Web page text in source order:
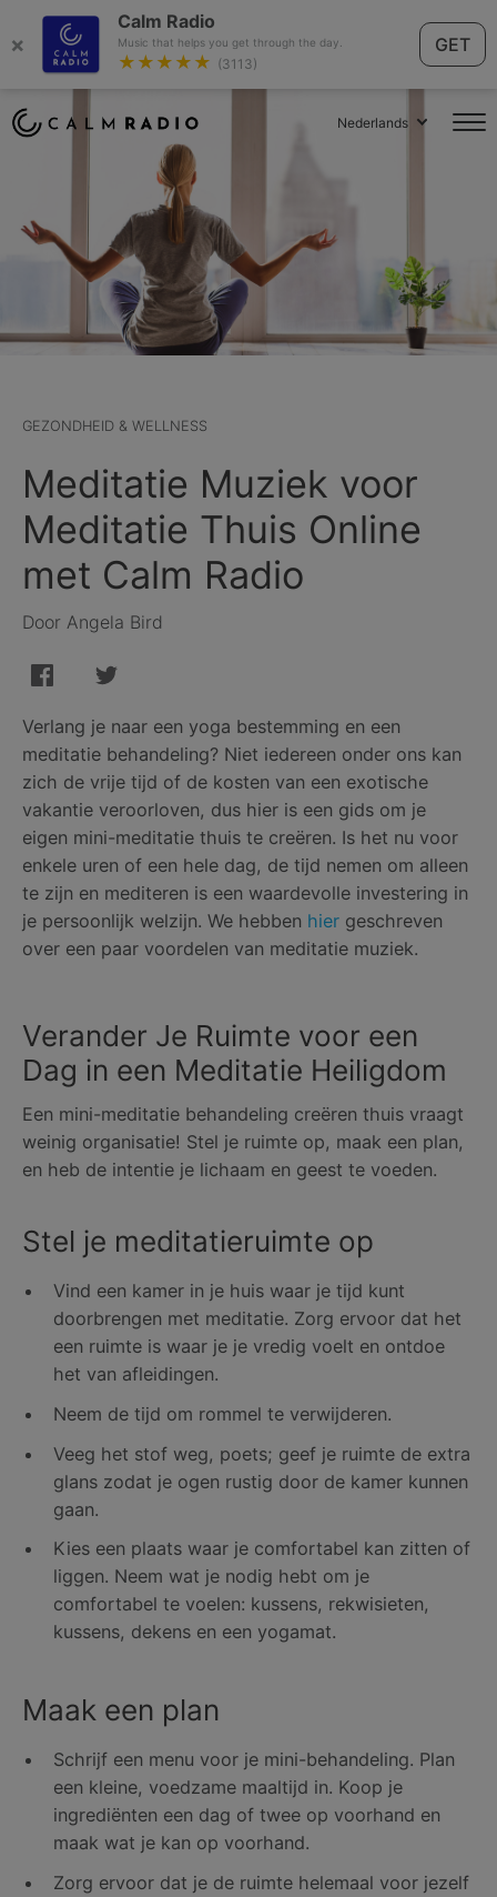
×
Calm Radio
Music that helps you get through the day.
★★★★★ (3113)
GET
Nederlands
GEZONDHEID & WELLNESS
Meditatie Muziek voor
Meditatie Thuis Online
met Calm Radio
Door Angela Bird
Verlang je naar een yoga bestemming en een
meditatie behandeling? Niet iedereen onder ons kan
zich de vrije tijd of de kosten van een exotische
vakantie veroorloven, dus hier is een gids om je
eigen mini-meditatie thuis te creëren. Is het nu voor
enkele uren of een hele dag, de tijd nemen om alleen
te zijn en mediteren is een waardevolle investering in
je persoonlijk welzijn. We hebben hier geschreven
over een paar voordelen van meditatie muziek.
Verander Je Ruimte voor een
Dag in een Meditatie Heiligdom
Een mini-meditatie behandeling creëren thuis vraagt
weinig organisatie! Stel je ruimte op, maak een plan,
en heb de intentie je lichaam en geest te voeden.
Stel je meditatieruimte op
Vind een kamer in je huis waar je tijd kunt
doorbrengen met meditatie. Zorg ervoor dat het
een ruimte is waar je je vredig voelt en ontdoe
het van afleidingen.
Neem de tijd om rommel te verwijderen.
Veeg het stof weg, poets; geef je ruimte de extra
glans zodat je ogen rustig door de kamer kunnen
gaan.
Kies een plaats waar je comfortabel kan zitten of
liggen. Neem wat je nodig hebt om je
comfortabel te voelen: kussens, rekwisieten,
kussens, dekens en een yogamat.
Maak een plan
Schrijf een menu voor je mini-behandeling. Plan
een kleine, voedzame maaltijd in. Koop je
ingrediënten een dag of twee op voorhand en
maak wat je kan op voorhand.
Zorg ervoor dat je de ruimte helemaal voor jezelf